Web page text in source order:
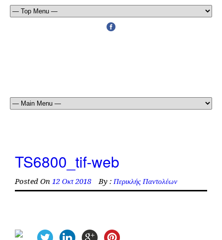
TS6800_tif-web
Posted On 12 Οκτ 2018 By : Περικλής Παντολέων